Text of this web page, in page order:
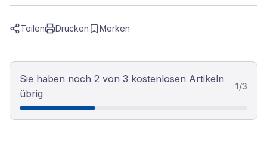
Teilen Drucken Merken
Sie haben noch 2 von 3 kostenlosen Artikeln
übrig
1/3